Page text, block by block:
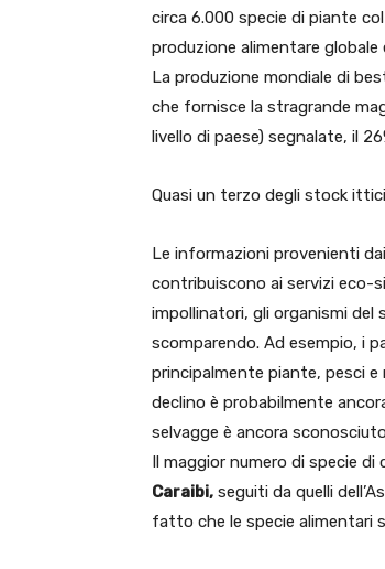
circa 6.000 specie di piante
produzione alimentare
La produzione mondiale di
che fornisce la stragrande
livello di paese) segnalate, il
Quasi un terzo degli stock
Le informazioni provenienti
contribuiscono ai servizi eco-
impollinatori, gli organismi del
scomparendo. Ad esempio, i
principalmente piante, pesci
declino è probabilmente
selvagge è ancora
Il maggior numero di specie di
Caraibi, seguiti da quelli
fatto che le specie alimentari